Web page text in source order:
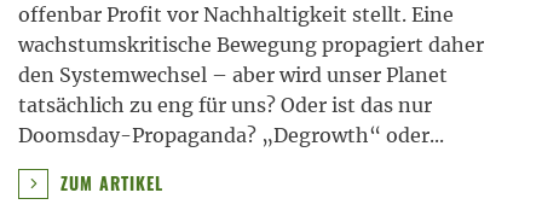
offenbar Profit vor Nachhaltigkeit stellt. Eine
wachstumskritische Bewegung propagiert daher
den Systemwechsel – aber wird unser Planet
tatsächlich zu eng für uns? Oder ist das nur
Doomsday-Propaganda? „Degrowth“ oder...
ZUM ARTIKEL